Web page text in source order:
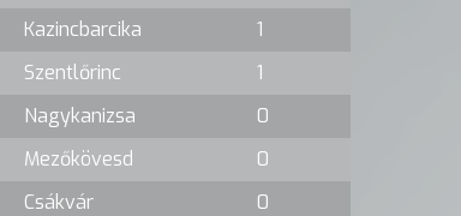
Kazincbarcika
1
Szentlőrinc
1
Nagykanizsa
0
Mezőkövesd
0
Csákvár
0